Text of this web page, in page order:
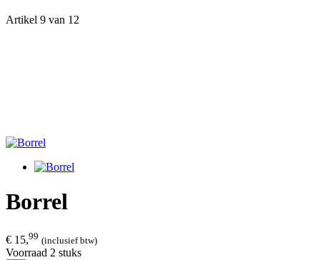
Artikel 9 van 12
Borrel
€ 15,99 (inclusief btw)
Voorraad 2 stuks